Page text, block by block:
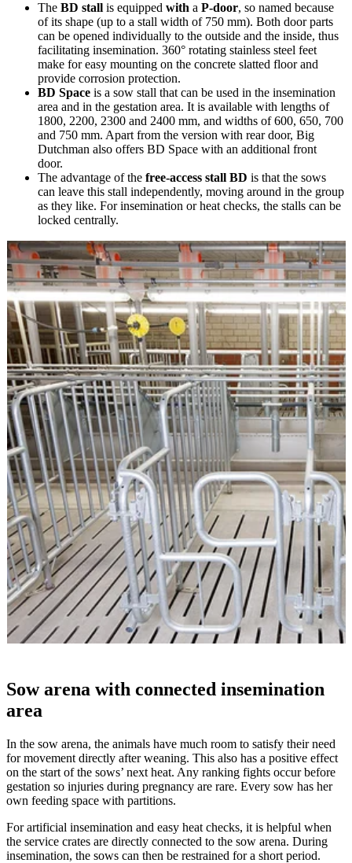
The BD stall is equipped with a P-door, so named because
of its shape (up to a stall width of 750 mm). Both door parts
can be opened individually to the outside and the inside, thus
facilitating insemination. 360° rotating stainless steel feet
make for easy mounting on the concrete slatted floor and
provide corrosion protection.
BD Space is a sow stall that can be used in the insemination
area and in the gestation area. It is available with lengths of
1800, 2200, 2300 and 2400 mm, and widths of 600, 650, 700
and 750 mm. Apart from the version with rear door, Big
Dutchman also offers BD Space with an additional front
door.
The advantage of the free-access stall BD is that the sows
can leave this stall independently, moving around in the group
as they like. For insemination or heat checks, the stalls can be
locked centrally.
Sow arena with connected insemination
area
In the sow arena, the animals have much room to satisfy their need
for movement directly after weaning. This also has a positive effect
on the start of the sows’ next heat. Any ranking fights occur before
gestation so injuries during pregnancy are rare. Every sow has her
own feeding space with partitions.
For artificial insemination and easy heat checks, it is helpful when
the service crates are directly connected to the sow arena. During
insemination, the sows can then be restrained for a short period.